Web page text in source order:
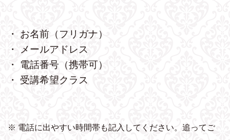
・ お名前（フリガナ）
・ メールアドレス
・ 電話番号（携帯可）
・ 受講希望クラス
※ 電話に出やすい時間帯も記入してください。追ってご